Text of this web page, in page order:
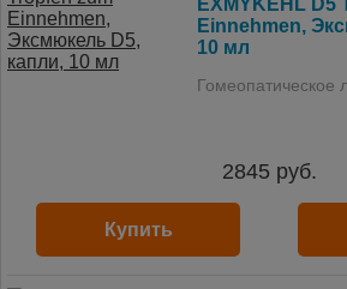
EXMYKEHL D5
Einnehmen,
10 мл
Гомеопатическое
2845 руб.
Купить